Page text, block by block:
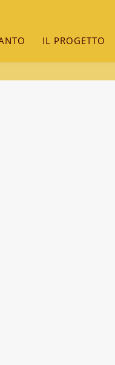
IL PROGETTO